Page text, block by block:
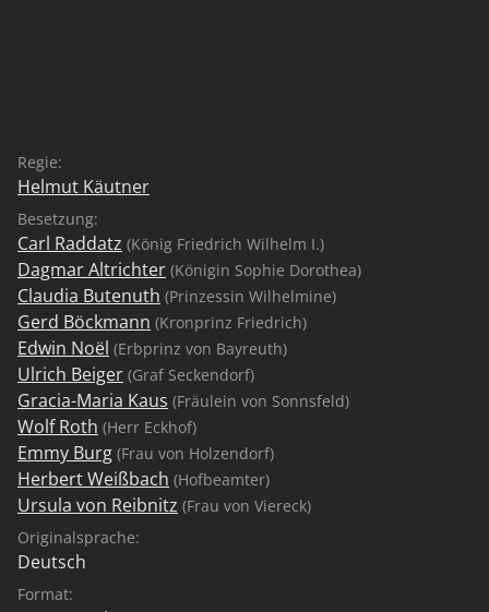
Regie:
Helmut Käutner
Besetzung:
Carl Raddatz (König Friedrich Wilhelm I.)
Dagmar Altrichter (Königin Sophie Dorothea)
Claudia Butenuth (Prinzessin Wilhelmine)
Gerd Böckmann (Kronprinz Friedrich)
Edwin Noël (Erbprinz von Bayreuth)
Ulrich Beiger (Graf Seckendorf)
Gracia-Maria Kaus (Fräulein von Sonnsfeld)
Wolf Roth (Herr Eckhof)
Emmy Burg (Frau von Holzendorf)
Herbert Weißbach (Hofbeamter)
Ursula von Reibnitz (Frau von Viereck)
Originalsprache:
Deutsch
Format: